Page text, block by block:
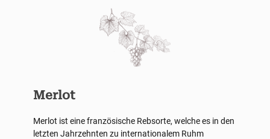
Merlot
Merlot ist eine französische Rebsorte, welche es in den
letzten Jahrzehnten zu internationalem Ruhm